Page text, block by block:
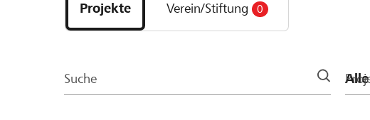
und
Organisationen
Projekte Verein/Stiftung 0
Suche